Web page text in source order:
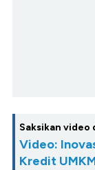
Saksikan video
Video:
Kredit